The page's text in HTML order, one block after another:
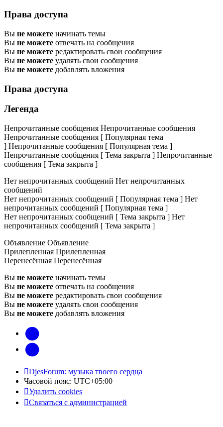
Права доступа
Вы не можете начинать темы
Вы не можете отвечать на сообщения
Вы не можете редактировать свои сообщения
Вы не можете удалять свои сообщения
Вы не можете добавлять вложения
Права доступа
Легенда
Непрочитанные сообщения Непрочитанные сообщения
Непрочитанные сообщения [ Популярная тема
] Непрочитанные сообщения [ Популярная тема ]
Непрочитанные сообщения [ Тема закрыта ] Непрочитанные
сообщения [ Тема закрыта ]
Нет непрочитанных сообщений Нет непрочитанных
сообщений
Нет непрочитанных сообщений [ Популярная тема ] Нет
непрочитанных сообщений [ Популярная тема ]
Нет непрочитанных сообщений [ Тема закрыта ] Нет
непрочитанных сообщений [ Тема закрыта ]
Объявление Объявление
Прилепленная Прилепленная
Перенесённая Перенесённая
Вы не можете начинать темы
Вы не можете отвечать на сообщения
Вы не можете редактировать свои сообщения
Вы не можете удалять свои сообщения
Вы не можете добавлять вложения
vk
Telegram
DjesForum: музыка твоего сердца
Часовой пояс: UTC+05:00
Удалить cookies
Связаться с администрацией